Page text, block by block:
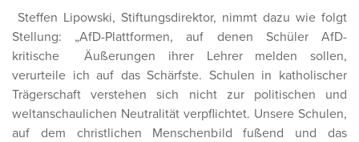
Steffen Lipowski, Stiftungsdirektor, nimmt dazu wie folgt
Stellung: „AfD-Plattformen, auf denen Schüler AfD-
kritische Äußerungen ihrer Lehrer melden sollen,
verurteile ich auf das Schärfste. Schulen in katholischer
Trägerschaft verstehen sich nicht zur politischen und
weltanschaulichen Neutralität verpflichtet. Unsere Schulen,
auf dem christlichen Menschenbild fußend und das